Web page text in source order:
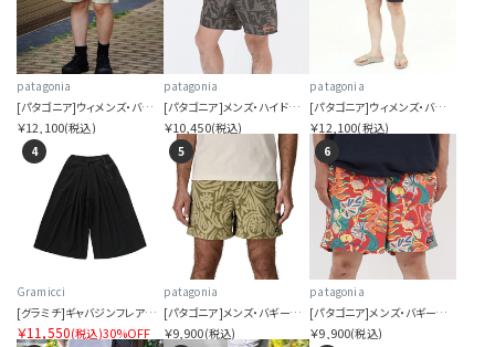
patagonia
[パタゴニア]ウィメンズ・バギーズ・ロング
￥12,100(税込)
patagonia
[パタゴニア]メンズ・ハイドロピーク・バレー・ショーツ 16インチ
￥10,450(税込)
patagonia
[パタゴニア]ウィメンズ・バギーズ・ロング
￥12,100(税込)
4
Gramicci
[グラミチ]ギャバジンフレアパンツ
￥11,550(税込)30%OFF
5
patagonia
[パタゴニア]メンズ・バギーズ・ショーツ ５インチ
￥9,900(税込)
6
patagonia
[パタゴニア]メンズ・バギーズ・ロング ７インチ
￥9,900(税込)